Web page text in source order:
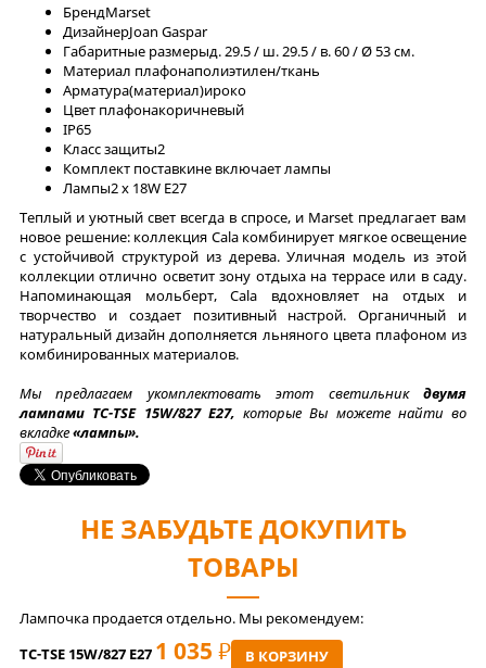
БрендMarset
ДизайнерJoan Gaspar
Габаритные размерыд. 29.5 / ш. 29.5 / в. 60 / Ø 53 см.
Материал плафонаполиэтилен/ткань
Арматура(материал)ироко
Цвет плафонакоричневый
IP65
Класс защиты2
Комплект поставкине включает лампы
Лaмпы2 x 18W E27
Теплый и уютный свет всегда в спросе, и Marset предлагает вам
новое решение: коллекция Сala комбинирует мягкое освещение
с устойчивой структурой из дерева. Уличная модель из этой
коллекции отлично осветит зону отдыха на террасе или в саду.
Напоминающая мольберт, Cala вдохновляет на отдых и
творчество и создает позитивный настрой. Органичный и
натуральный дизайн дополняется льняного цвета плафоном из
комбинированных материалов.
Мы предлагаем укомплектовать этот светильник двумя
лампами TC-TSE 15W/827 E27, которые Вы можете найти во
вкладке«лампы».
НЕ ЗАБУДЬТЕ ДОКУПИТЬ
ТОВАРЫ
Лампочка продается отдельно. Мы рекомендуем:
TC-TSE 15W/827 E27 1 035 РУБ В КОРЗИНУ